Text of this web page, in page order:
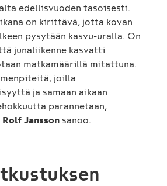
edellisvuoden tasoisesti.
on kirittävä, jotta kovan
pysytään kasvu-uralla. On
junaliikenne kasvatti
matkamäärillä mitattuna.
joilla
ja samaan aikaan
parannetaan,
Rolf Jansson sanoo.